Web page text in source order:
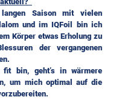
Saison mit vielen
und im IQFoil bin ich
Körper etwas Erholung zu
der vergangenen
bin, geht’s in wärmere
um mich optimal auf die